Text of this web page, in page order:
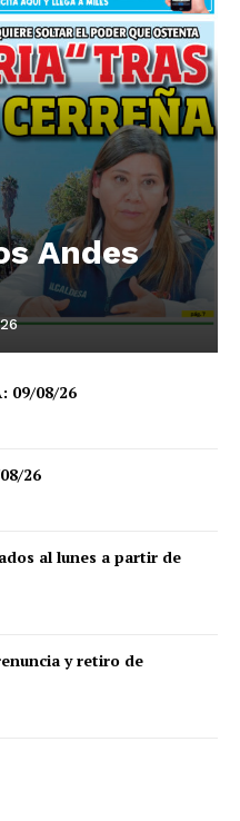
Andes
09/08/26
26
al lunes a partir de
y retiro de